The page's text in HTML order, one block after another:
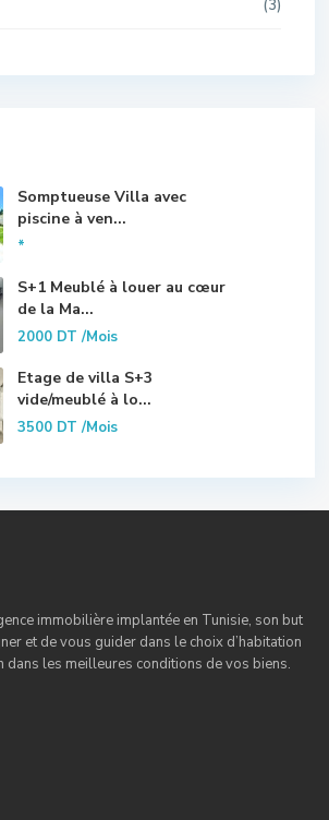
(3)
Somptueuse Villa avec
piscine à ven...
*
S+1 Meublé à louer au cœur
de la Ma...
2000 DT/Mois
Etage de villa S+3
vide/meublé à lo...
3500 DT/Mois
immobilière implantée en Tunisie, son but
et de vous guider dans le choix d’habitation
dans les meilleures conditions de vos biens.